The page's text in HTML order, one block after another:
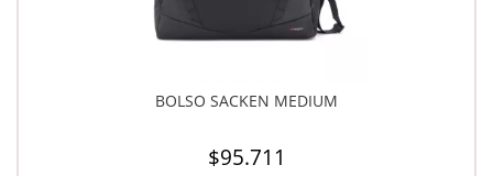
BOLSO SACKEN MEDIUM
$95.711